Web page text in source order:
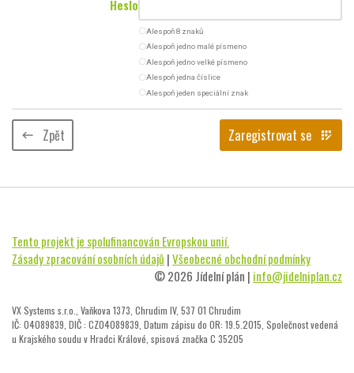
Heslo
radio_button_uncheckedAlespoň 8 znaků
radio_button_uncheckedAlespoň jedno malé písmeno
radio_button_uncheckedAlespoň jedno velké písmeno
radio_button_uncheckedAlespoň jedna číslice
radio_button_uncheckedAlespoň jeden speciální znak
keyboard_backspace Zpět Zaregistrovat se app_registration
Tento projekt je spolufinancován Evropskou unií.
Zásady zpracování osobních údajů |Všeobecné obchodní podmínky
© 2026 Jídelní plán | info@jidelniplan.cz
VX Systems s.r.o., Vaňkova 1373, Chrudim IV, 537 01 Chrudim
IČ: 04089839, DIČ : CZ04089839, Datum zápisu do OR: 19.5.2015, Společnost vedená
u Krajského soudu v Hradci Králové, spisová značka C 35205